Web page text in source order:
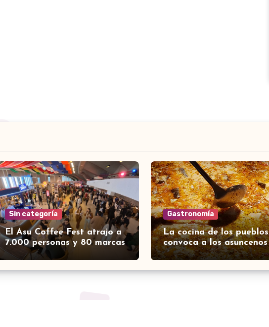
Sin categoría
El Asu Coffee Fest atrajo a
7.000 personas y 80 marcas
Gastronomía
La cocina de los pueblos
convoca a los asuncenos